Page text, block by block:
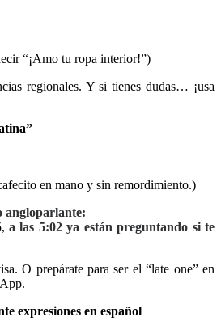
“¡Amo tu ropa interior!”)
regionales. Y si tienes dudas… ¡usa
en mano y sin remordimiento.)
angloparlante:
a las 5:02 ya están preguntando si te
O prepárate para ser el “late one” en
expresiones en español